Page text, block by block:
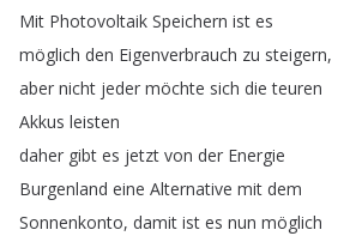
Mit Photovoltaik Speichern ist es
möglich den Eigenverbrauch zu steigern,
aber nicht jeder möchte sich die teuren
Akkus leisten
daher gibt es jetzt von der Energie
Burgenland eine Alternative mit dem
Sonnenkonto, damit ist es nun möglich